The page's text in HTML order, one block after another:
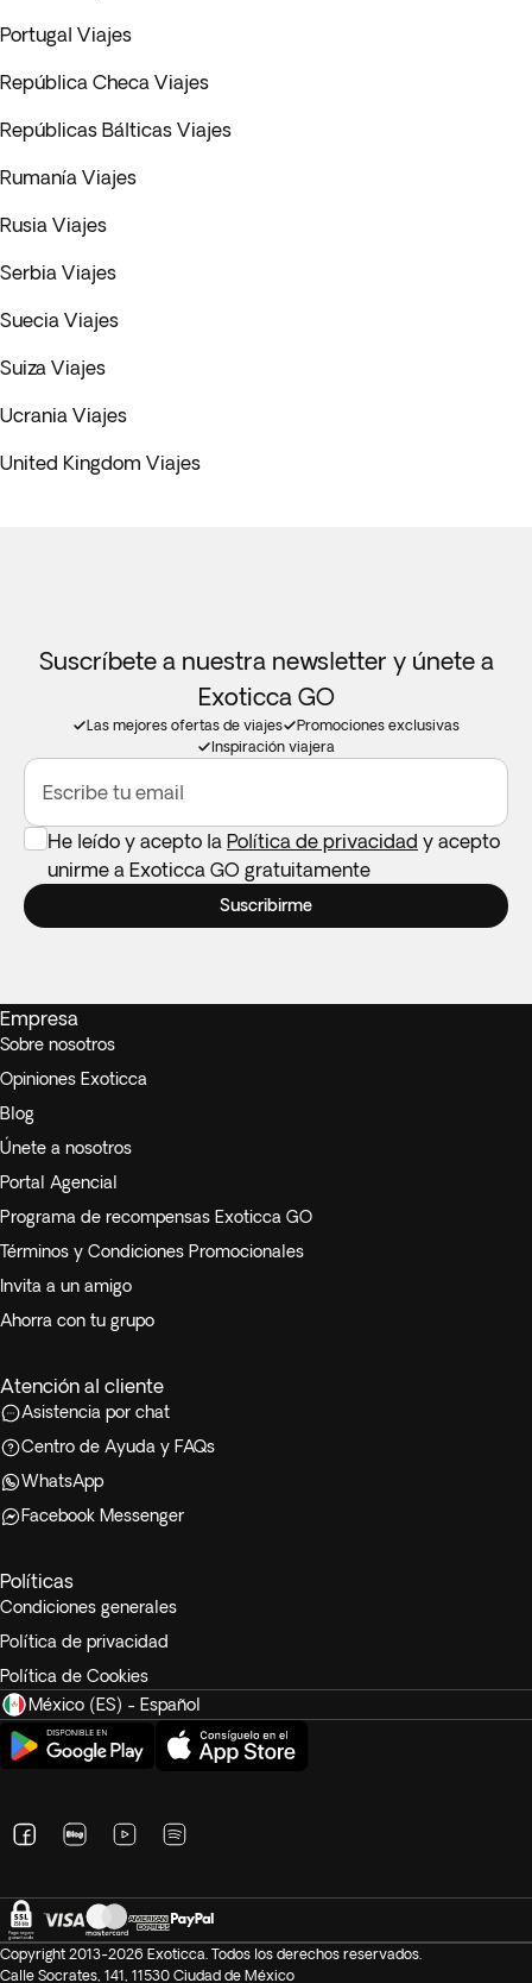
Portugal Viajes
República Checa Viajes
Repúblicas Bálticas Viajes
Rumanía Viajes
Rusia Viajes
Serbia Viajes
Suecia Viajes
Suiza Viajes
Ucrania Viajes
United Kingdom Viajes
Suscríbete a nuestra newsletter y únete a
Exoticca GO
Las mejores ofertas de viajes
Promociones exclusivas
Inspiración viajera
Escribe tu email
He leído y acepto la Política de privacidad y acepto
unirme a Exoticca GO gratuitamente
Suscribirme
Empresa
Sobre nosotros
Opiniones Exoticca
Blog
Únete a nosotros
Portal Agencial
Programa de recompensas Exoticca GO
Términos y Condiciones Promocionales
Invita a un amigo
Ahorra con tu grupo
Atención al cliente
Asistencia por chat
Centro de Ayuda y FAQs
WhatsApp
Facebook Messenger
Políticas
Condiciones generales
Política de privacidad
Política de Cookies
México (ES) - Español
Copyright 2013-2026 Exoticca. Todos los derechos reservados.
Calle Socrates, 141, 11530 Ciudad de México